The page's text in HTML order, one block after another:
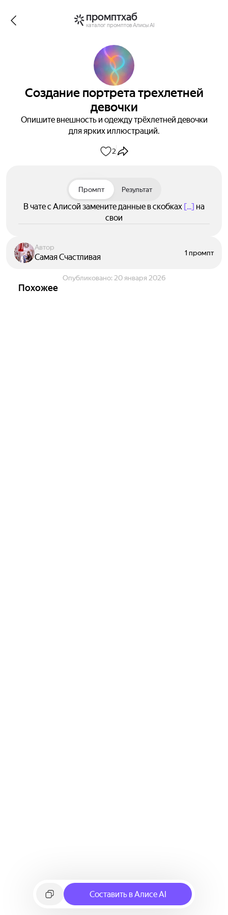
промптхаб
каталог промптов Алисы AI
Создание портрета трехлетней
девочки
Опишите внешность и одежду трёхлетней девочки
для ярких иллюстраций.
2
Промпт Результат
В чате с Алисой замените данные в скобках [...] на
свои
Автор
Самая Счастливая 1 промпт
Опубликовано: 20 января 2026
Похожее
Составить в Алисе AI